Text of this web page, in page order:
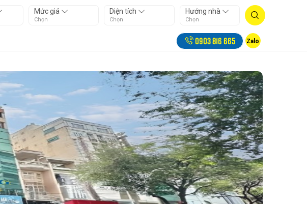
Mức giá
Chọn
Diện tích
Chọn
Hướng nhà
Chọn
0903 816 665 Zalo